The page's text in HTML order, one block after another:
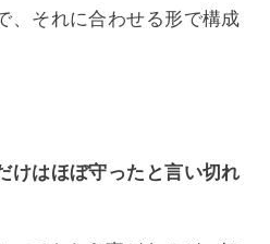
、それに合わせる形で構成
けはほぼ守ったと言い切れ